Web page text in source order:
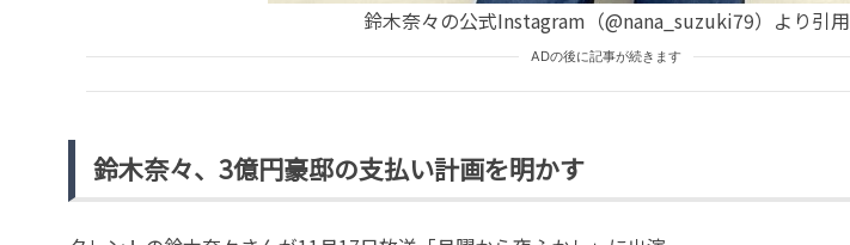
鈴木奈々の公式Instagram（@nana_suzuki79）より引用
ADの後に記事が続きます
鈴木奈々、3億円豪邸の支払い計画を明かす